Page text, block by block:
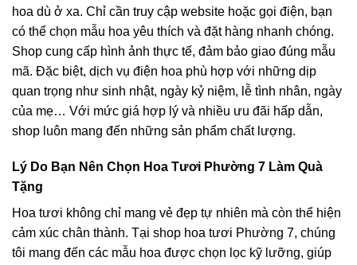
hoa dù ở xa. Chỉ cần truy cập website hoặc gọi điện, bạn
có thể chọn mẫu hoa yêu thích và đặt hàng nhanh chóng.
Shop cung cấp hình ảnh thực tế, đảm bảo giao đúng mẫu
mã. Đặc biệt, dịch vụ điện hoa phù hợp với những dịp
quan trọng như sinh nhật, ngày kỷ niệm, lễ tình nhân, ngày
của mẹ… Với mức giá hợp lý và nhiều ưu đãi hấp dẫn,
shop luôn mang đến những sản phẩm chất lượng.
Lý Do Bạn Nên Chọn Hoa Tươi Phường 7 Làm Quà
Tặng
Hoa tươi không chỉ mang vẻ đẹp tự nhiên mà còn thể hiện
cảm xúc chân thành. Tại shop hoa tươi Phường 7, chúng
tôi mang đến các mẫu hoa được chọn lọc kỹ lưỡng, giúp